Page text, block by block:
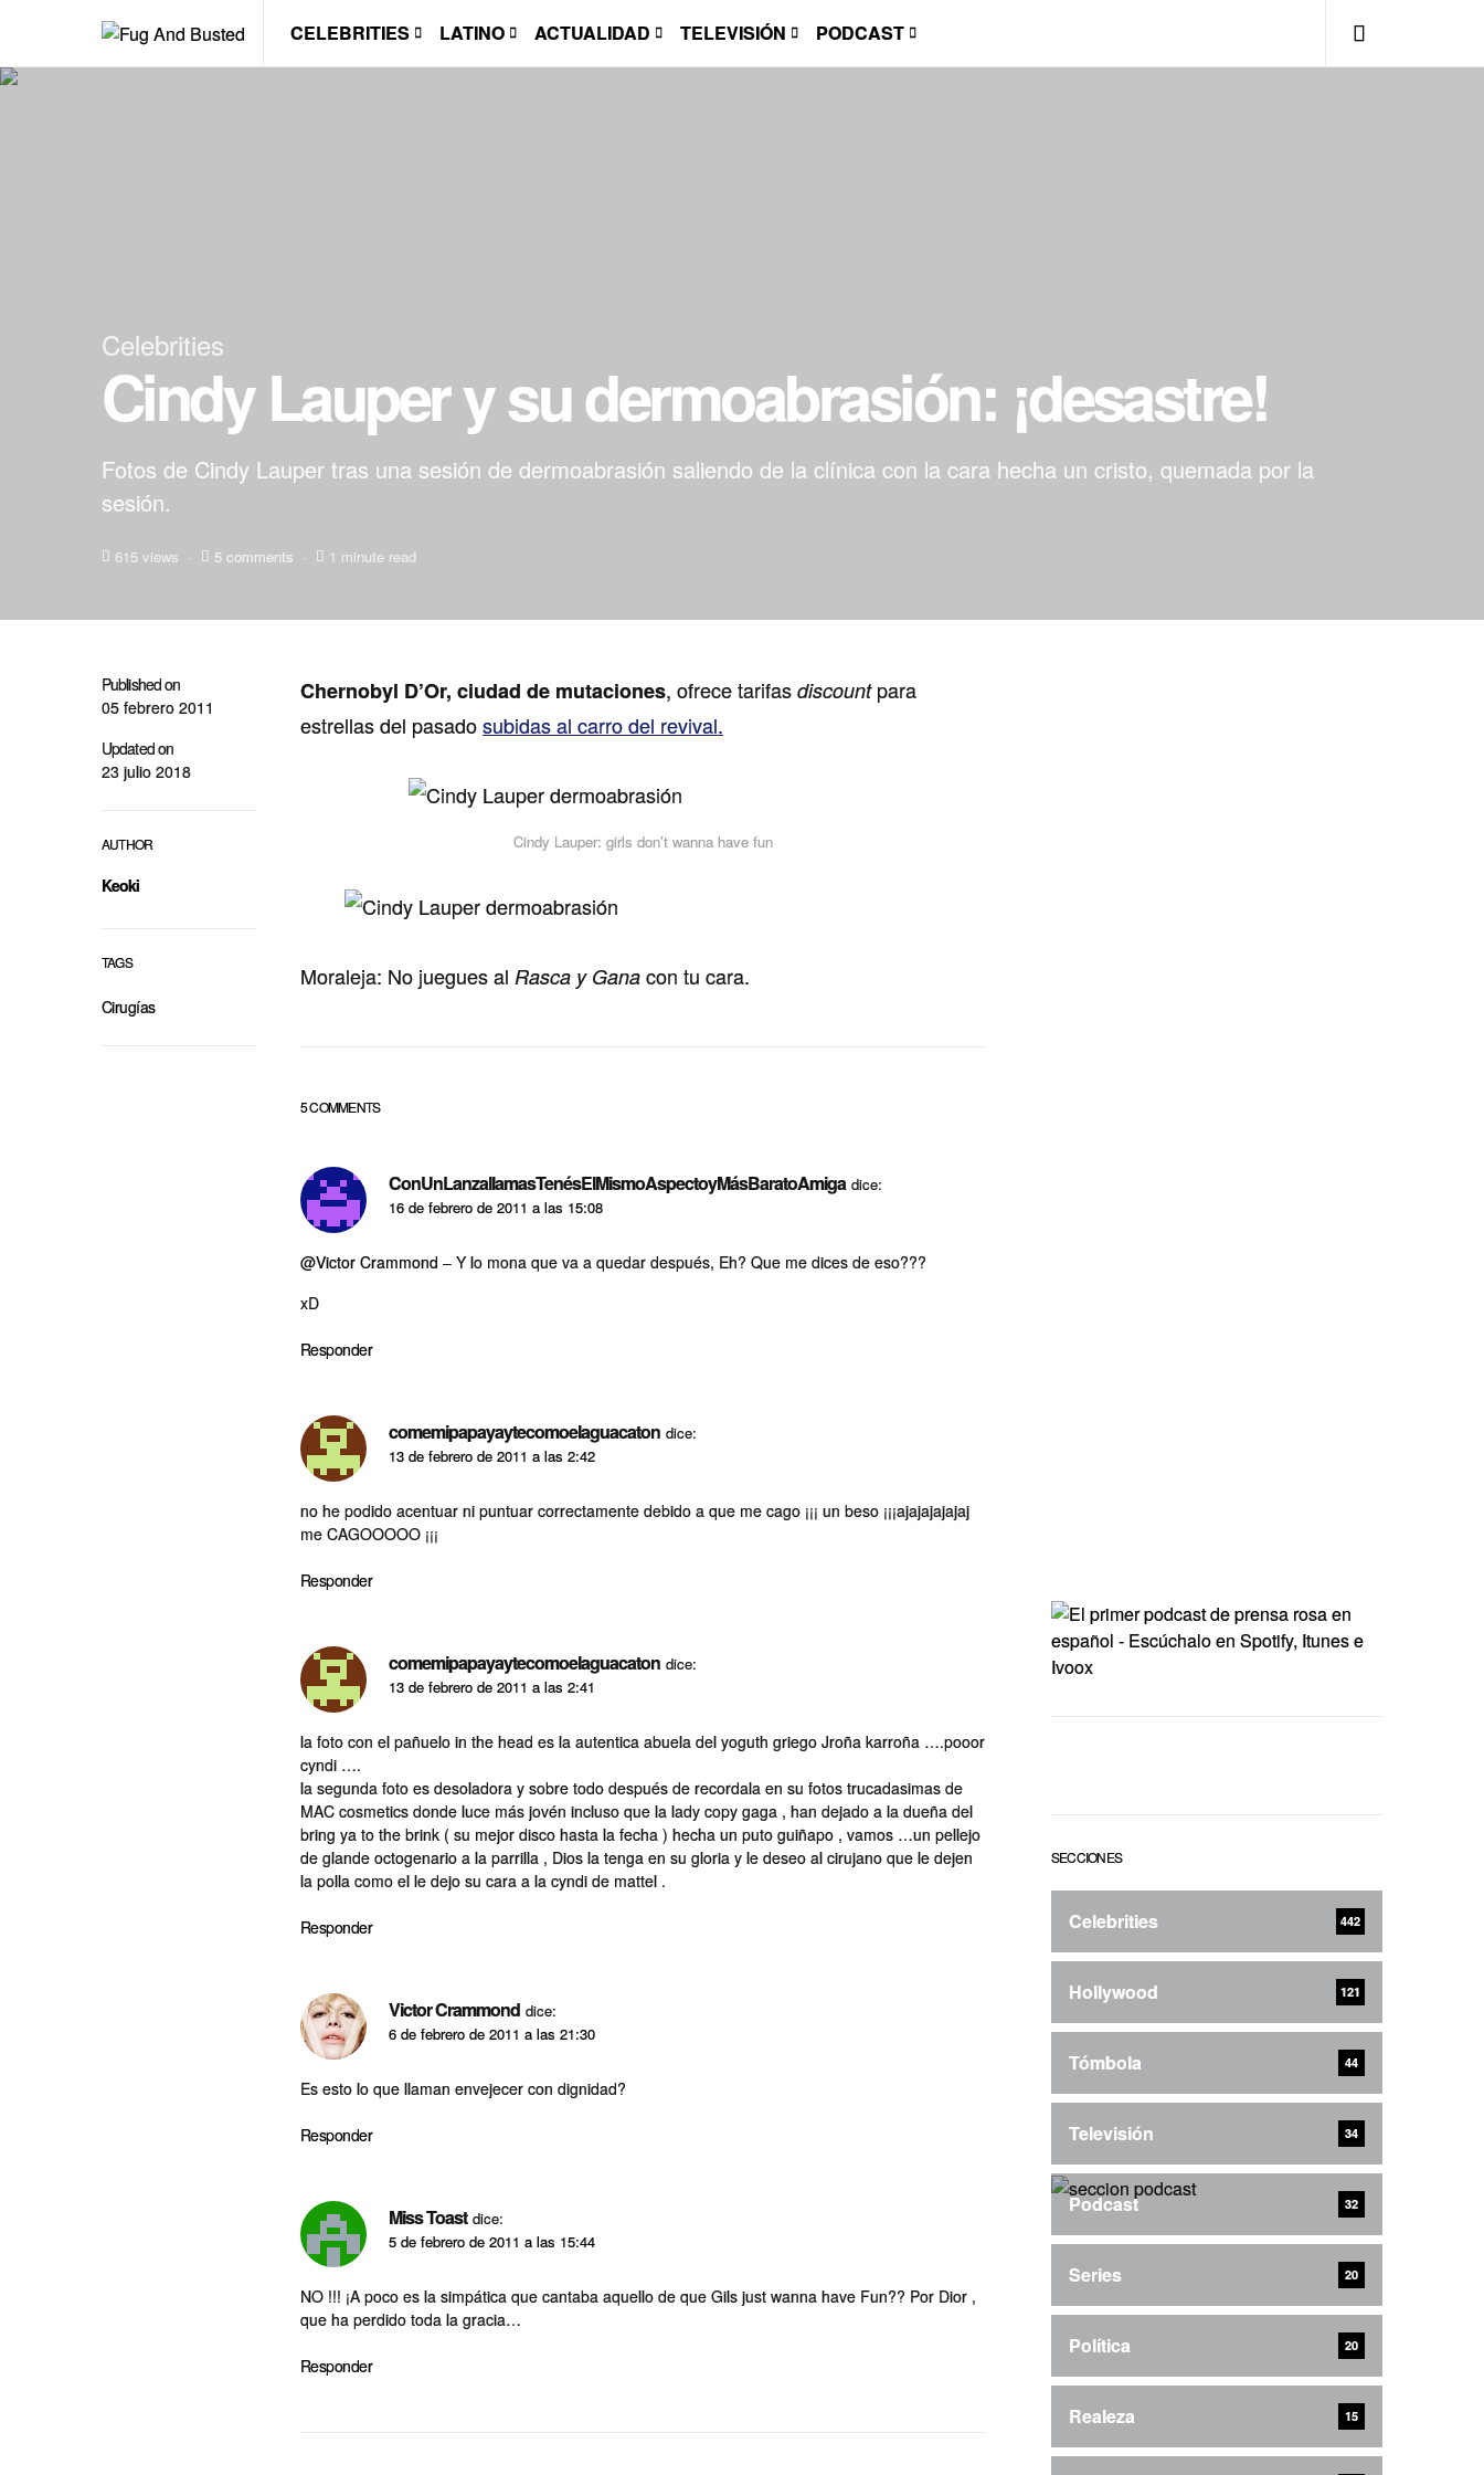
CELEBRITIES LATINO ACTUALIDAD TELEVISIÓN PODCAST
Celebrities
Cindy Lauper y su dermoabrasión: ¡desastre!
Fotos de Cindy Lauper tras una sesión de dermoabrasión saliendo de la clínica con la cara hecha un cristo, quemada por la
sesión.
615 views 5 comments 1 minute read
Published on
05 febrero 2011
Updated on
23 julio 2018
AUTHOR
Keoki
TAGS
Cirugías
Chernobyl D’Or, ciudad de mutaciones, ofrece tarifas discountpara
estrellas del pasadosubidas al carro del revival.
Cindy Lauper: girls don’t wanna have fun
Moraleja: No juegues al Rasca y Gana con tu cara.
5 COMMENTS
ConUnLanzallamasTenésElMismoAspectoyMásBaratoAmiga dice:
16 de febrero de 2011 a las 15:08
@Victor Crammond – Y lo mona que va a quedar después, Eh? Que me dices de eso???
xD
Responder
comemipapayaytecomoelaguacaton dice:
13 de febrero de 2011 a las 2:42
no he podido acentuar ni puntuar correctamente debido a que me cago ¡¡¡ un beso ¡¡¡ajajajajajaj
me CAGOOOOO ¡¡¡
Responder
comemipapayaytecomoelaguacaton dice:
13 de febrero de 2011 a las 2:41
la foto con el pañuelo in the head es la autentica abuela del yoguth griego Jroña karroña ….pooor
cyndi ….
la segunda foto es desoladora y sobre todo después de recordala en su fotos trucadasimas de
MAC cosmetics donde luce más jovén incluso que la lady copy gaga , han dejado a la dueña del
bring ya to the brink ( su mejor disco hasta la fecha ) hecha un puto guiñapo , vamos …un pellejo
de glande octogenario a la parrilla , Dios la tenga en su gloria y le deseo al cirujano que le dejen
la polla como el le dejo su cara a la cyndi de mattel .
Responder
Victor Crammond dice:
6 de febrero de 2011 a las 21:30
Es esto lo que llaman envejecer con dignidad?
Responder
Miss Toast dice:
5 de febrero de 2011 a las 15:44
NO !!! ¡A poco es la simpática que cantaba aquello de que Gils just wanna have Fun?? Por Dior ,
que ha perdido toda la gracia…
Responder
SECCIONES
Celebrities 442
Hollywood 121
Tómbola 44
Televisión 34
Podcast 32
Series 20
Política 20
Realeza 15